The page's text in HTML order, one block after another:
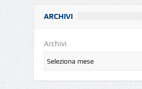
ARCHIVI
Archivi